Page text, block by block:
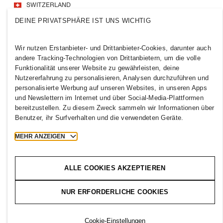
SWITZERLAND
Presse Policies und Datenschutz
HM.com
2026 H & M Hennes and Mauritz AB.
Thejourneystartshere
DEINE PRIVATSPHÄRE IST UNS WICHTIG
Wir nutzen Erstanbieter- und Drittanbieter-Cookies, darunter auch
andere Tracking-Technologien von Drittanbietern, um die volle
Funktionalität unserer Website zu gewährleisten, deine
Nutzererfahrung zu personalisieren, Analysen durchzuführen und
personalisierte Werbung auf unseren Websites, in unseren Apps
und Newslettern im Internet und über Social-Media-Plattformen
bereitzustellen. Zu diesem Zweck sammeln wir Informationen über
Benutzer, ihr Surfverhalten und die verwendeten Geräte.
MEHR ANZEIGEN
ALLE COOKIES AKZEPTIEREN
NUR ERFORDERLICHE COOKIES
Cookie-Einstellungen